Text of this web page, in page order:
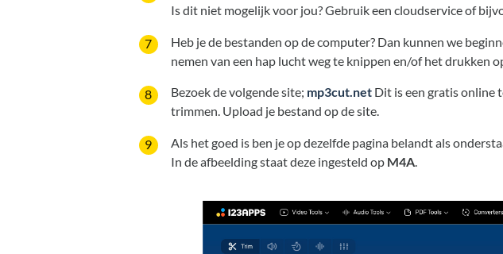
Is dit niet mogelijk voor jou? Gebruik een cloudservice of
Heb je de bestanden op de computer? Dan kunnen we
nemen van een hap lucht weg te knippen en/of het drukken
Bezoek de volgende site; mp3cut.netDit is een gratis online
trimmen. Upload je bestand op de site.
Als het goed is ben je op dezelfde pagina belandt als
In de afbeelding staat deze ingesteld op M4A.